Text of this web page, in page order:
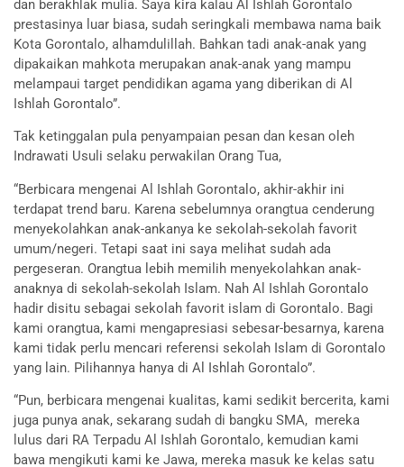
dan berakhlak mulia. Saya kira kalau Al Ishlah Gorontalo
prestasinya luar biasa, sudah seringkali membawa nama baik
Kota Gorontalo, alhamdulillah. Bahkan tadi anak-anak yang
dipakaikan mahkota merupakan anak-anak yang mampu
melampaui target pendidikan agama yang diberikan di Al
Ishlah Gorontalo”.
Tak ketinggalan pula penyampaian pesan dan kesan oleh
Indrawati Usuli selaku perwakilan Orang Tua,
“Berbicara mengenai Al Ishlah Gorontalo, akhir-akhir ini
terdapat trend baru. Karena sebelumnya orangtua cenderung
menyekolahkan anak-ankanya ke sekolah-sekolah favorit
umum/negeri. Tetapi saat ini saya melihat sudah ada
pergeseran. Orangtua lebih memilih menyekolahkan anak-
anaknya di sekolah-sekolah Islam. Nah Al Ishlah Gorontalo
hadir disitu sebagai sekolah favorit islam di Gorontalo. Bagi
kami orangtua, kami mengapresiasi sebesar-besarnya, karena
kami tidak perlu mencari referensi sekolah Islam di Gorontalo
yang lain. Pilihannya hanya di Al Ishlah Gorontalo”.
“Pun, berbicara mengenai kualitas, kami sedikit bercerita, kami
juga punya anak, sekarang sudah di bangku SMA, mereka
lulus dari RA Terpadu Al Ishlah Gorontalo, kemudian kami
bawa mengikuti kami ke Jawa, mereka masuk ke kelas satu